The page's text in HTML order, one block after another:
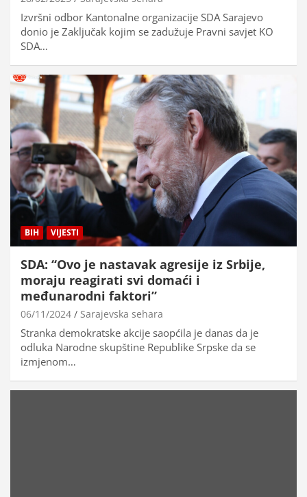
Izvršni odbor Kantonalne organizacije SDA Sarajevo
donio je Zaključak kojim se zadužuje Pravni savjet KO
SDA…
BIH VIJESTI
SDA: “Ovo je nastavak agresije iz Srbije,
moraju reagirati svi domaći i
međunarodni faktori”
06/11/2024 Sarajevska sehara
Stranka demokratske akcije saopćila je danas da je
odluka Narodne skupštine Republike Srpske da se
izmjenom…